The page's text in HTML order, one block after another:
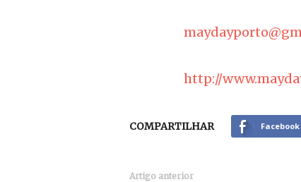
http://
COMPARTILHAR Facebook
Artigo anterior